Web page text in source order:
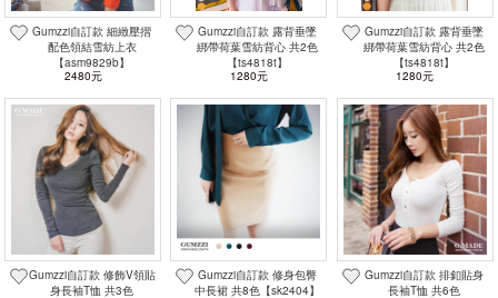
Gumzzi自訂款 細緻壓摺
配色領結雪紡上衣
【asm9829b】
2480元
Gumzzi自訂款 露背垂墜
綁帶荷葉雪紡背心 共2色
【ts4818t】
1280元
Gumzzi自訂款 露背垂墜
綁帶荷葉雪紡背心 共2色
【ts4818t】
1280元
Gumzzi自訂款 修飾V領貼
身長袖T恤 共3色
Gumzzi自訂款 修身包臀
中長裙 共8色【sk2404】
Gumzzi自訂款 排釦貼身
長袖T恤 共6色